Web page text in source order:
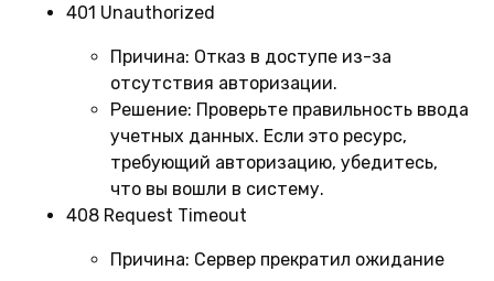
401 Unauthorized
Причина: Отказ в доступе из-за
отсутствия авторизации.
Решение: Проверьте правильность ввода
учетных данных. Если это ресурс,
требующий авторизацию, убедитесь,
что вы вошли в систему.
408 Request Timeout
Причина: Сервер прекратил ожидание